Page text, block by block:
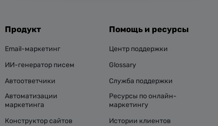
Продукт
Email-маркетинг
ИИ-генератор писем
Автоответчики
Автоматизации
маркетинга
Конструктор сайтов
Помощь и ресурсы
Центр поддержки
Glossary
Служба поддержки
Ресурсы по онлайн-
маркетингу
Истории клиентов